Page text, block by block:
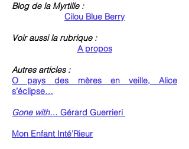
Blog de la Myrtille :
Cilou Blue Berry
Voir aussi la rubrique :
A propos
Autres articles :
O pays des mères en veille, Alice
s’éclipse…
Gone with… Gérard Guerrieri
Mon Enfant Inté’Rieur